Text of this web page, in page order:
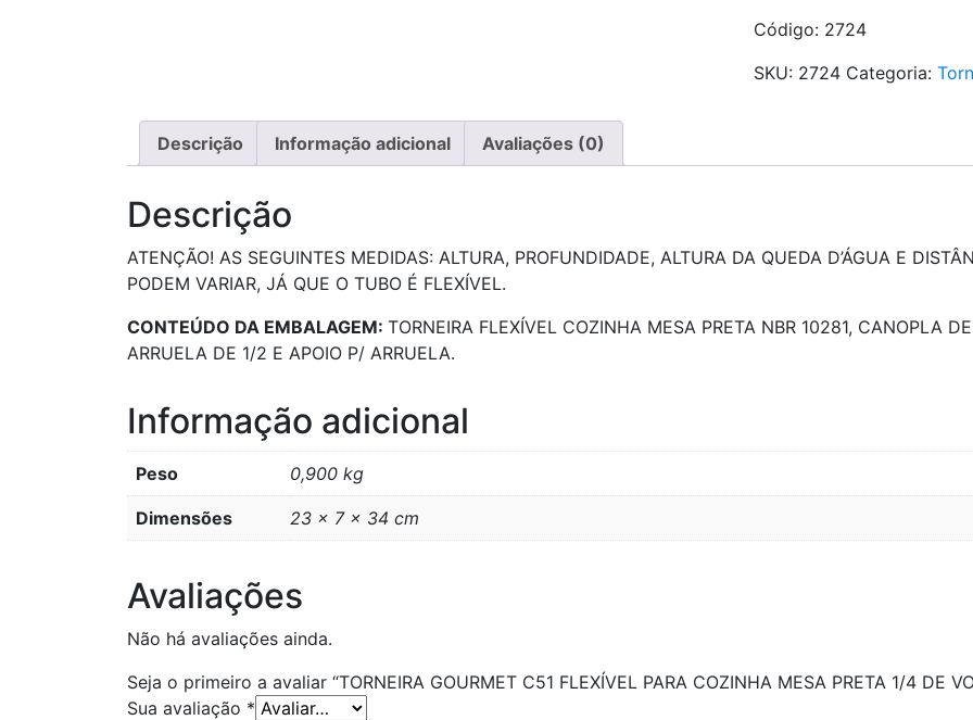
Código: 2724
SKU: 2724 Categoria:
Descrição Informação adicional Avaliações (0)
Descrição
ATENÇÃO! AS SEGUINTES MEDIDAS: ALTURA, PROFUNDIDADE, ALTURA DA QUEDA D’ÁGUA E
PODEM VARIAR, JÁ QUE O TUBO É FLEXÍVEL.
CONTEÚDO DA EMBALAGEM: TORNEIRA FLEXÍVEL COZINHA MESA PRETA NBR 10281, CANOPLA
ARRUELA DE 1/2 E APOIO P/ ARRUELA.
Informação adicional
Peso 0,900 kg
Dimensões 23 × 7 × 34 cm
Avaliações
Não há avaliações ainda.
Seja o primeiro a avaliar “TORNEIRA GOURMET C51 FLEXÍVEL PARA COZINHA MESA PRETA 1/4 DE
Sua avaliação *